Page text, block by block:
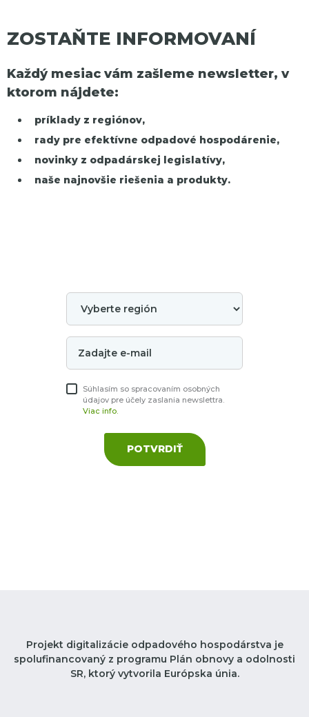
ZOSTAŇTE INFORMOVANÍ
Každý mesiac vám zašleme newsletter, v
ktorom nájdete:
príklady z regiónov,
rady pre efektívne odpadové hospodárenie,
novinky z odpadárskej legislatívy,
naše najnovšie riešenia a produkty.
Súhlasím so spracovaním osobných
údajov pre účely zaslania newslettra.
Viac info.
POTVRDIŤ
Projekt digitalizácie odpadového hospodárstva je
spolufinancovaný z programu Plán obnovy a odolnosti
SR, ktorý vytvorila Európska únia.